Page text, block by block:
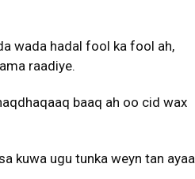
wada hadal fool ka fool ah,
raadiye.
baaq ah oo cid wax
kuwa ugu tunka weyn tan ayaa